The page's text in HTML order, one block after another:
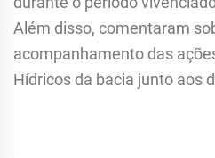
Além disso, comentaram
acompanhamento das
Hídricos da bacia junto aos